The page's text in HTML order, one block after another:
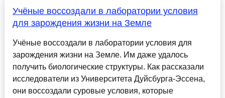
Учёные воссоздали в лаборатории условия
для зарождения жизни на Земле
Учёные воссоздали в лаборатории условия для
зарождения жизни на Земле. Им даже удалось
получить биологические структуры. Как рассказали
исследователи из Университета Дуйсбурга-Эссена,
они воссоздали суровые условия, которые